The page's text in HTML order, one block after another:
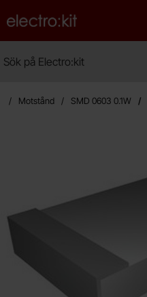
Startsidan för Electro:kit
Motstånd SMD 0603 0.1W